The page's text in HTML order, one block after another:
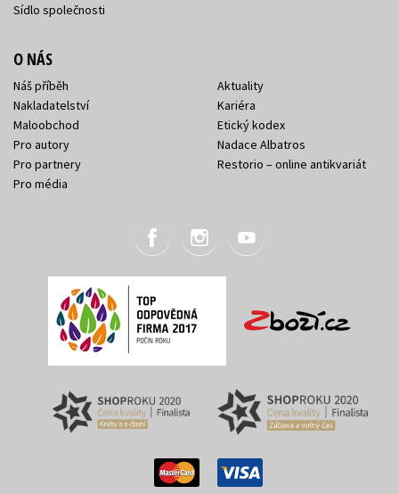
Sídlo společnosti
O NÁS
Náš příběh
Nakladatelství
Maloobchod
Pro autory
Pro partnery
Pro média
Aktuality
Kariéra
Etický kodex
Nadace Albatros
Restorio – online antikvariát